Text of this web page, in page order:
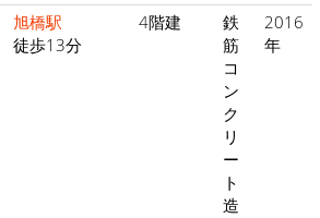
旭橋駅
徒歩13分
4階建
鉄
筋
コ
ン
ク
リ
ー
ト
造
2016
年